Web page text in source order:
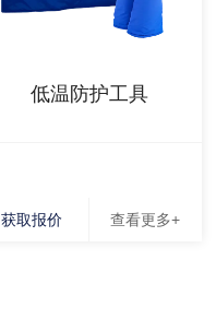
低温防护工具
获取报价 查看更多+